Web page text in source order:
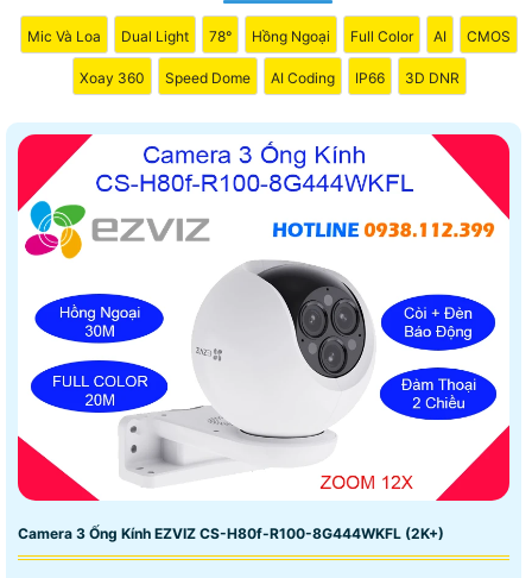
Mic Và Loa Dual Light 78° Hồng Ngoại Full Color AI CMOS
Xoay 360 Speed Dome AI Coding IP66 3D DNR
Camera 3 Ống Kính EZVIZ CS-H80f-R100-8G444WKFL (2K+)